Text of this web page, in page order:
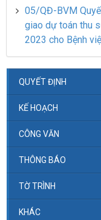
05/QĐ-BVM
giao dự toán thu
2023 cho Bệnh
QUYẾT ĐỊNH
KẾ HOẠCH
CÔNG VĂN
THÔNG BÁO
TỜ TRÌNH
KHÁC